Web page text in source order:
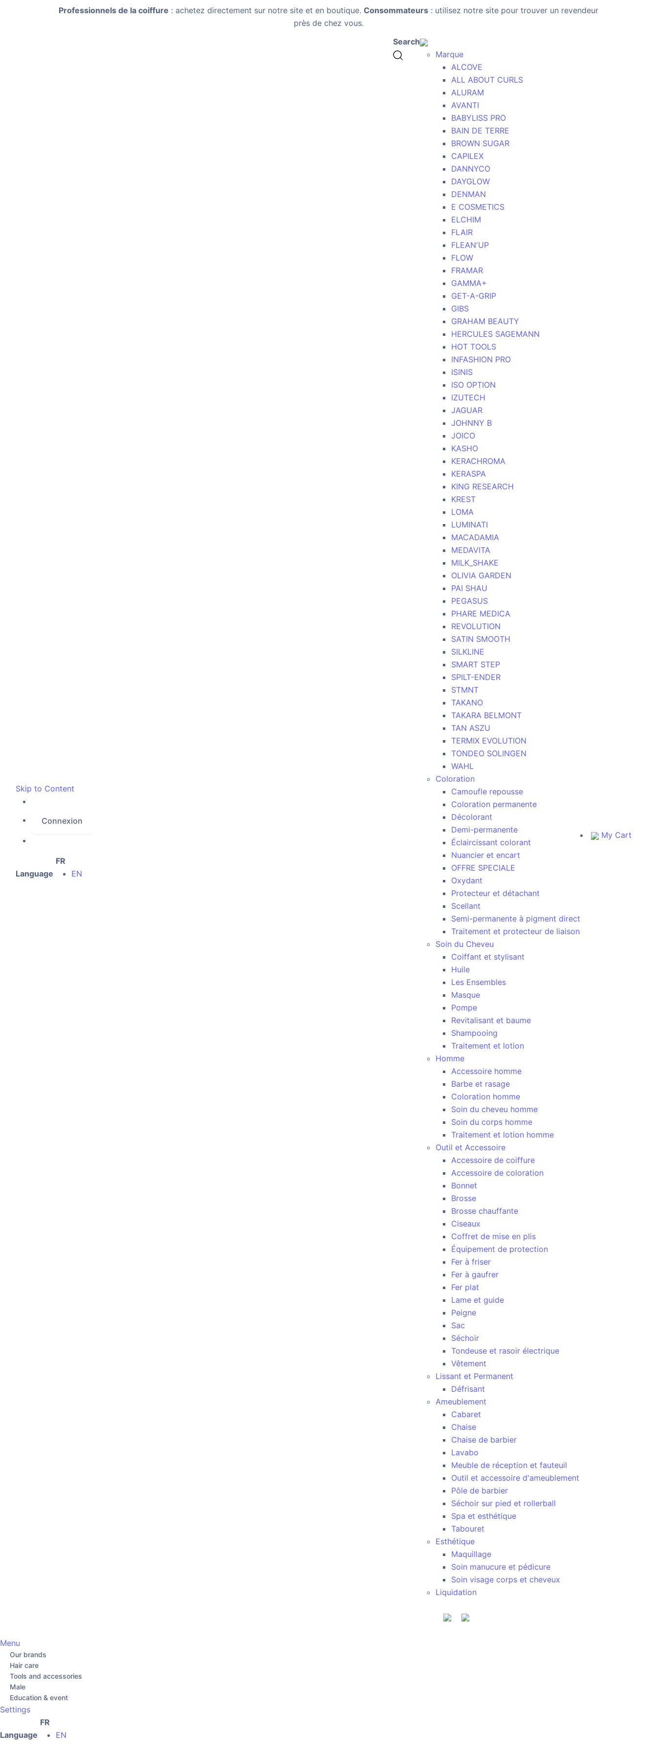
Professionnels de la coiffure : achetez directement sur notre site et en boutique. Consommateurs : utilisez notre site pour trouver un revendeur
près de chez vous.
Skip to Content
Connexion
Language
FR
EN
My Cart
Search
Marque
ALCOVE
ALL ABOUT CURLS
ALURAM
AVANTI
BABYLISS PRO
BAIN DE TERRE
BROWN SUGAR
CAPILEX
DANNYCO
DAYGLOW
DENMAN
E COSMETICS
ELCHIM
FLAIR
FLEAN'UP
FLOW
FRAMAR
GAMMA+
GET-A-GRIP
GIBS
GRAHAM BEAUTY
HERCULES SAGEMANN
HOT TOOLS
INFASHION PRO
ISINIS
ISO OPTION
IZUTECH
JAGUAR
JOHNNY B
JOICO
KASHO
KERACHROMA
KERASPA
KING RESEARCH
KREST
LOMA
LUMINATI
MACADAMIA
MEDAVITA
MILK_SHAKE
OLIVIA GARDEN
PAI SHAU
PEGASUS
PHARE MEDICA
REVOLUTION
SATIN SMOOTH
SILKLINE
SMART STEP
SPILT-ENDER
STMNT
TAKANO
TAKARA BELMONT
TAN ASZU
TERMIX EVOLUTION
TONDEO SOLINGEN
WAHL
Coloration
Camoufle repousse
Coloration permanente
Décolorant
Demi-permanente
Éclaircissant colorant
Nuancier et encart
OFFRE SPECIALE
Oxydant
Protecteur et détachant
Scellant
Semi-permanente à pigment direct
Traitement et protecteur de liaison
Soin du Cheveu
Coiffant et stylisant
Huile
Les Ensembles
Masque
Pompe
Revitalisant et baume
Shampooing
Traitement et lotion
Homme
Accessoire homme
Barbe et rasage
Coloration homme
Soin du cheveu homme
Soin du corps homme
Traitement et lotion homme
Outil et Accessoire
Accessoire de coiffure
Accessoire de coloration
Bonnet
Brosse
Brosse chauffante
Ciseaux
Coffret de mise en plis
Équipement de protection
Fer à friser
Fer à gaufrer
Fer plat
Lame et guide
Peigne
Sac
Séchoir
Tondeuse et rasoir électrique
Vêtement
Lissant et Permanent
Défrisant
Ameublement
Cabaret
Chaise
Chaise de barbier
Lavabo
Meuble de réception et fauteuil
Outil et accessoire d'ameublement
Pôle de barbier
Séchoir sur pied et rollerball
Spa et esthétique
Tabouret
Esthétique
Maquillage
Soin manucure et pédicure
Soin visage corps et cheveux
Liquidation
Menu
Our brands
Hair care
Tools and accessories
Male
Education & event
Settings
Language
FR
EN